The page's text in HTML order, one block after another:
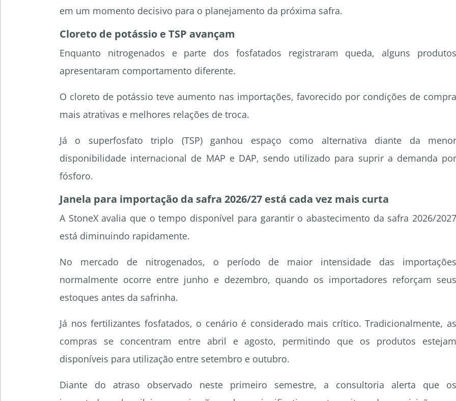
em um momento decisivo para o planejamento da próxima safra.
Cloreto de potássio e TSP avançam
Enquanto nitrogenados e parte dos fosfatados registraram queda, alguns produtos
apresentaram comportamento diferente.
O cloreto de potássio teve aumento nas importações, favorecido por condições de compra
mais atrativas e melhores relações de troca.
Já o superfosfato triplo (TSP) ganhou espaço como alternativa diante da menor
disponibilidade internacional de MAP e DAP, sendo utilizado para suprir a demanda por
fósforo.
Janela para importação da safra 2026/27 está cada vez mais curta
A StoneX avalia que o tempo disponível para garantir o abastecimento da safra 2026/2027
está diminuindo rapidamente.
No mercado de nitrogenados, o período de maior intensidade das importações
normalmente ocorre entre junho e dezembro, quando os importadores reforçam seus
estoques antes da safrinha.
Já nos fertilizantes fosfatados, o cenário é considerado mais crítico. Tradicionalmente, as
compras se concentram entre abril e agosto, permitindo que os produtos estejam
disponíveis para utilização entre setembro e outubro.
Diante do atraso observado neste primeiro semestre, a consultoria alerta que os